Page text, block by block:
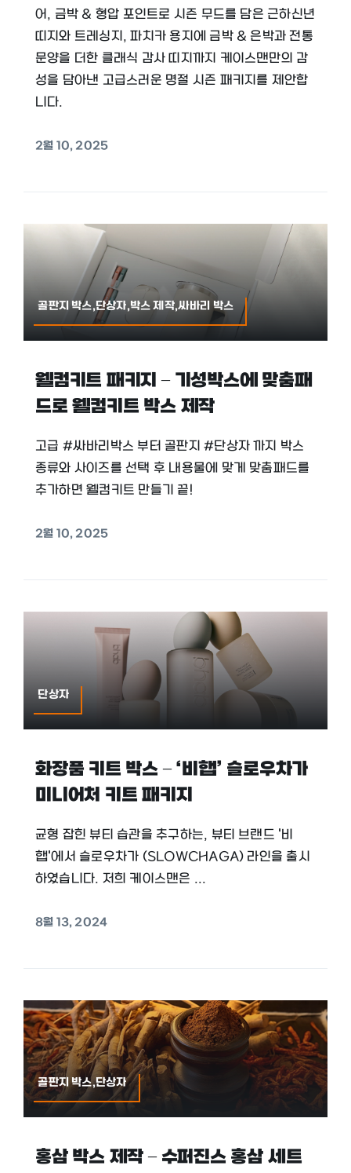
어, 금박 & 형압 포인트로 시즌 무드를 담은 근하신년
띠지와 트레싱지, 파치카 용지에 금박 & 은박과 전통
문양을 더한 클래식 감사 띠지까지 케이스맨만의 감
성을 담아낸 고급스러운 명절 시즌 패키지를 제안합
니다.
2월 10, 2025
골판지 박스,단상자,박스 제작,싸바리 박스
웰컴키트 패키지 – 기성박스에 맞춤패
드로 웰컴키트 박스 제작
고급 #싸바리박스 부터 골판지 #단상자 까지 박스
종류와 사이즈를 선택 후 내용물에 맞게 맞춤패드를
추가하면 웰컴키트 만들기 끝!
2월 10, 2025
단상자
화장품 키트 박스 – ‘비햅’ 슬로우차가
미니어처 키트 패키지
균형 잡힌 뷰티 습관을 추구하는, 뷰티 브랜드 '비
햅'에서 슬로우차가 (SLOWCHAGA) 라인을 출시
하였습니다. 저희 케이스맨은 ...
8월 13, 2024
골판지 박스,단상자
홍삼 박스 제작 – 수퍼진스 홍삼 세트